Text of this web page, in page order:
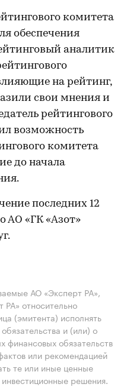
комитета
обеспечения
аналитик
на рейтинг,
свои мнения и
рейтингового
возможность
комитета
до начала
последних 12
АО «ГК «Азот»
АО «Эксперт РА»,
относительно
(эмитента) исполнять
и (или) о
финансовых обязательств
или рекомендацией
те или иные ценные
решения.